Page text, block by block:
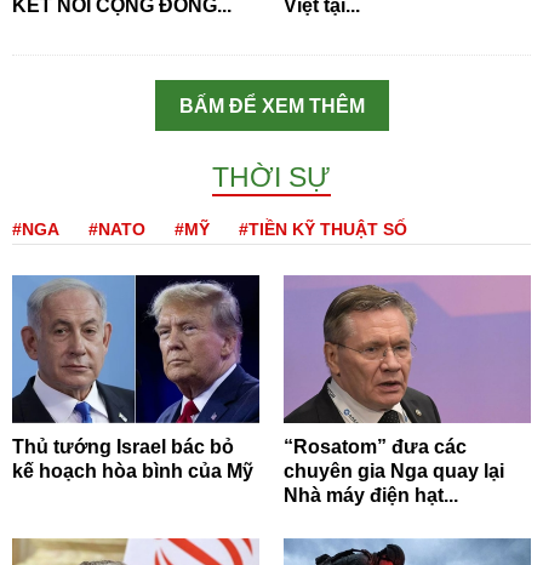
KẾT NỐI CỘNG ĐỒNG...
Việt tại...
BẤM ĐỂ XEM THÊM
THỜI SỰ
#NGA #NATO #MỸ #TIỀN KỸ THUẬT SỐ
Thủ tướng Israel bác bỏ
kế hoạch hòa bình của Mỹ
“Rosatom” đưa các
chuyên gia Nga quay lại
Nhà máy điện hạt...